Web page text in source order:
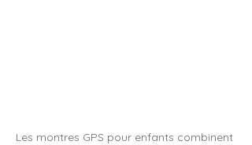
Les montres GPS pour enfants combinent